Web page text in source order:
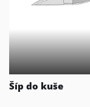
Šíp do kuše